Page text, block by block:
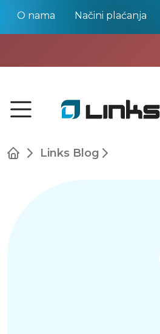
O nama Načini plaćanja
Links Blog